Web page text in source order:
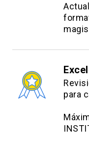
Nombre el
Enfermedades
Horas totales: 53
Horas directas:
asincrónicas 8
para